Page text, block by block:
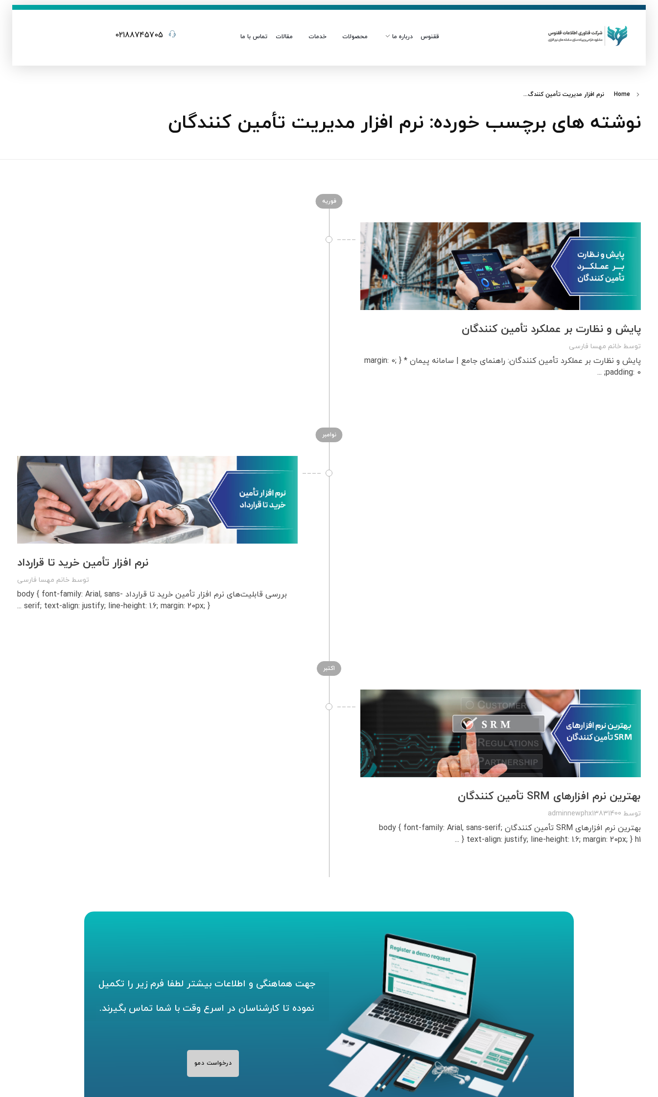
ققنوس درباره ما محصولات خدمات مقالات تماس با ما 02188745705
Home نرم‌ افزار مدیریت تأمین‌ کنندگ...
نوشته های برچسب خورده: نرم‌ افزار مدیریت تأمین‌ کنندگان
فوریه
پایش و نظارت بر عملکرد تأمین کنندگان
توسط خانم مهسا فارسی
پایش و نظارت بر عملکرد تأمین کنندگان: راهنمای جامع | سامانه پیمان * { margin: 0;
padding: 0; ...
نوامبر
نرم‌ افزار تأمین خرید تا قرارداد
توسط خانم مهسا فارسی
بررسی قابلیت‌های نرم‌ افزار تأمین خرید تا قرارداد body { font-family: Arial, sans-
serif; text-align: justify; line-height: 1.6; margin: 20px; } ...
اکتبر
بهترین نرم‌ افزارهای SRM تأمین‌ کنندگان
توسط adminnewphx13831400
بهترین نرم‌ افزارهای SRM تأمین‌ کنندگان body { font-family: Arial, sans-serif;
text-align: justify; line-height: 1.6; margin: 20px; } h1 { ...
جهت هماهنگی و اطلاعات بیشتر لطفا فرم زیر را تکمیل
نموده تا کارشناسان در اسرع وقت با شما تماس بگیرند.
درخواست دمو